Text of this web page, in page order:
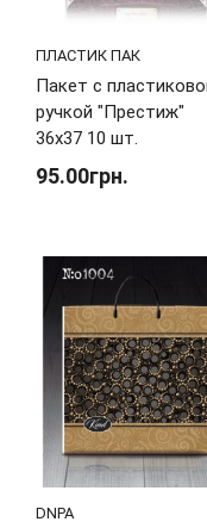
ПЛАСТИК ПАК
Пакет с
ручкой "Престиж"
36х37 10 шт.
95.00грн.
DNPA